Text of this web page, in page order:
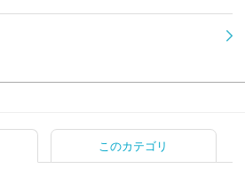
このカテゴリ